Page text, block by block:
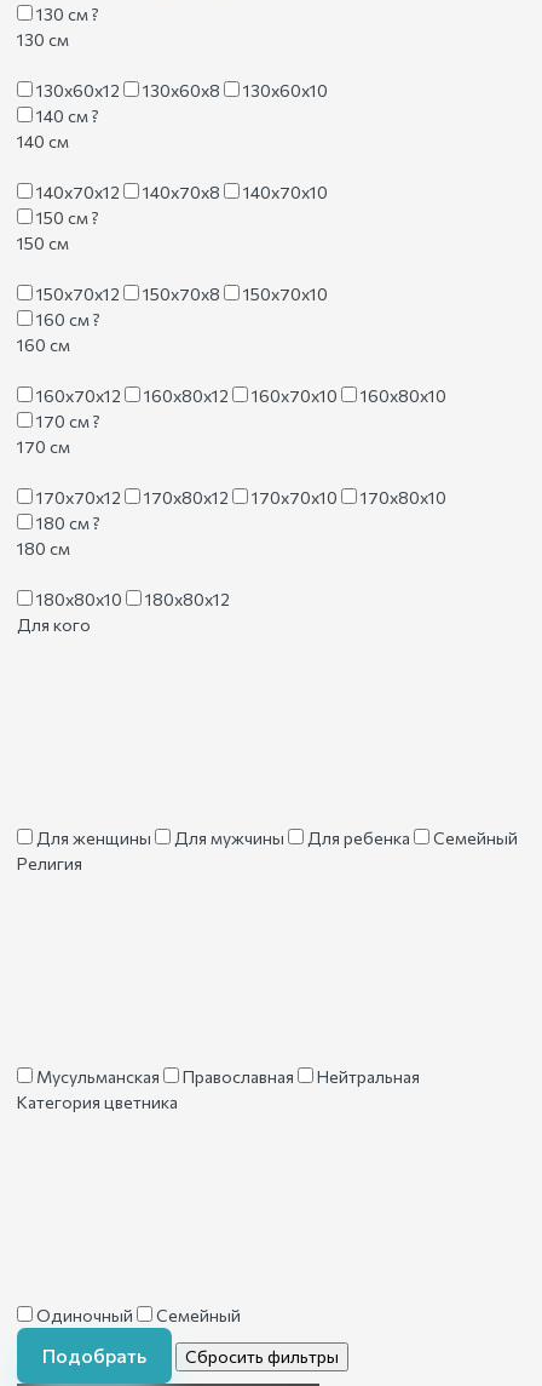
130 см?
130 см
130х60х12 130х60х8
130х60х10
140 см?
140 см
140х70х12 140х70х8
140х70х10
150 см?
150 см
150х70х12 150х70х8
150х70х10
160 см?
160 см
160х70х12 160х80х12 160х70х10
160х80х10
170 см?
170 см
170х70х12 170х80х12 170х70х10
170х80х10
180 см?
180 см
180х80х10
180х80х12
Для кого
Для женщины Для мужчины Для ребенка
Семейный
Религия
Мусульманская Православная
Нейтральная
Категория цветника
Одиночный Семейный
Подобрать Сбросить фильтры